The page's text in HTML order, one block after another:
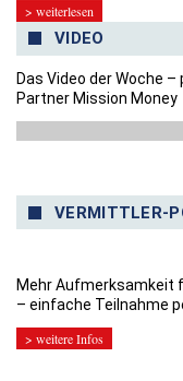
> weiterlesen
VIDEO
Das Video der Woche
Partner Mission Money
VERMITTLER-
Mehr Aufmerksamkeit
– einfache Teilnahme
> weitere Infos